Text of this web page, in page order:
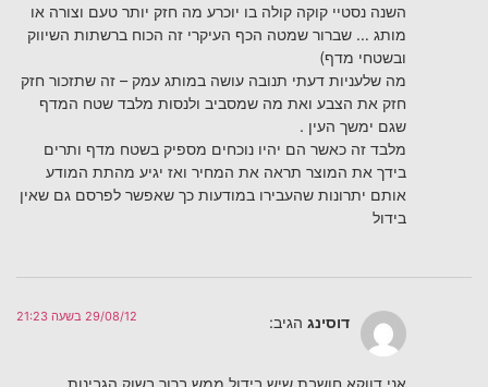
השנה נסטיי קוקה קולה בו יוכרע מה חזק יותר טעם וצורה או
מותג … שברור שמטה הכף העיקרי זה הכוח ברשתות השיווק
ובשטחי מדף)
מה שלעניות דעתי תנובה עושה במותג עמק – זה שתזכור חזק
חזק את הצבע ואת מה שמסביב ולנסות מלבד שטח המדף
שגם ימשך העין .
מלבד זה כאשר הם יהיו נוכחים מספיק בשטח מדף ותרים
בידך את המוצר תראה את המחיר ואז יגיע מהתת המודע
אותם יתרונות שהעבירו במודעות כך שאפשר לפרסם גם שאין
בידול
דוסינג הגיב: 29/08/12 בשעה 21:23